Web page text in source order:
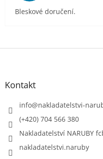
Bleskové doručení.
Z
Kontakt
info@nakladatelstvi-
(+420) 704 566 380
Nakladatelství NARUBY
nakladatelstvi.naruby